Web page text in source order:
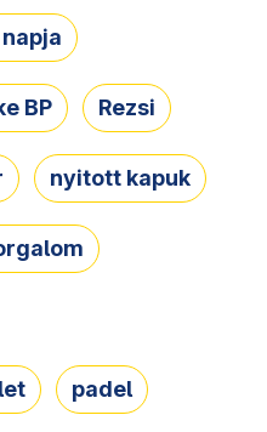
BP Rezsi
nyitott kapuk
padel